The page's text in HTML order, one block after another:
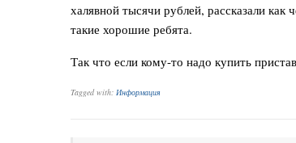
халявной тысячи рублей, рассказали
такие хорошие ребята.
Так что если кому-то надо купить
Tagged with: Информация